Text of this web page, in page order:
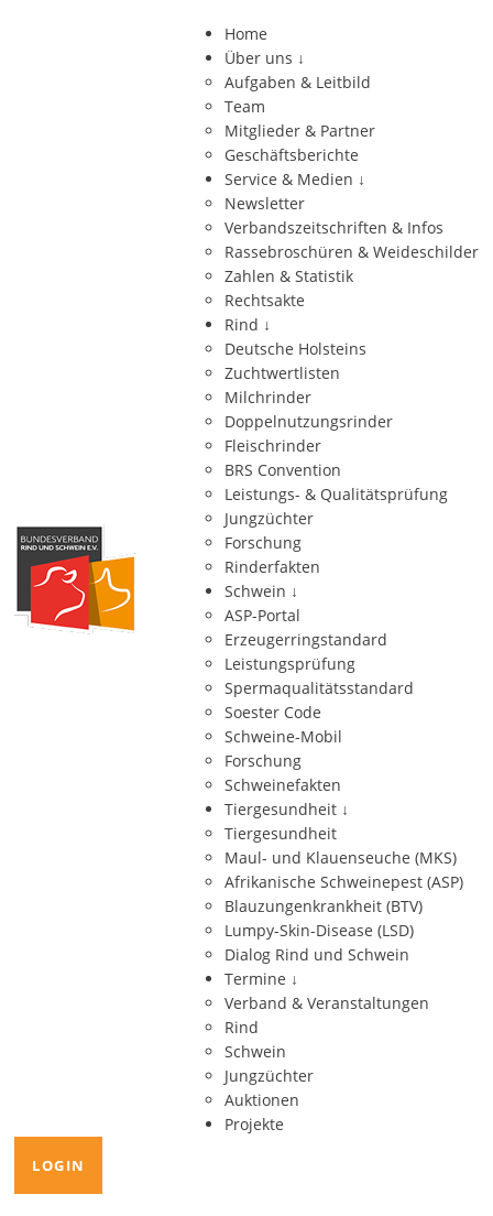
Home
Über uns ↓
Aufgaben & Leitbild
Team
Mitglieder & Partner
Geschäftsberichte
Service & Medien ↓
Newsletter
Verbandszeitschriften & Infos
Rassebroschüren & Weideschilder
Zahlen & Statistik
Rechtsakte
Rind ↓
Deutsche Holsteins
Zuchtwertlisten
Milchrinder
Doppelnutzungsrinder
Fleischrinder
BRS Convention
Leistungs- & Qualitätsprüfung
Jungzüchter
Forschung
Rinderfakten
Schwein ↓
ASP-Portal
Erzeugerringstandard
Leistungsprüfung
Spermaqualitätsstandard
Soester Code
Schweine-Mobil
Forschung
Schweinefakten
Tiergesundheit ↓
Tiergesundheit
Maul- und Klauenseuche (MKS)
Afrikanische Schweinepest (ASP)
Blauzungenkrankheit (BTV)
Lumpy-Skin-Disease (LSD)
Dialog Rind und Schwein
Termine ↓
Verband & Veranstaltungen
Rind
Schwein
Jungzüchter
Auktionen
Projekte
LOGIN